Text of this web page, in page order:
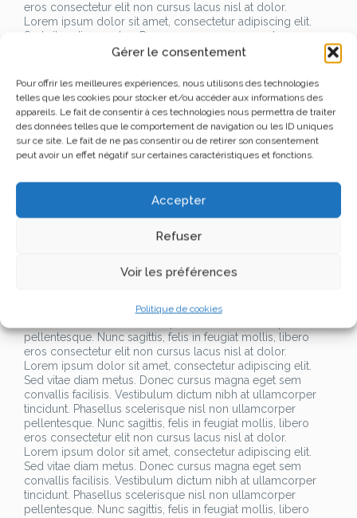
Gérer le consentement
Pour offrir les meilleures expériences, nous utilisons des technologies
telles que les cookies pour stocker et/ou accéder aux informations des
appareils. Le fait de consentir à ces technologies nous permettra de traiter
des données telles que le comportement de navigation ou les ID uniques
sur ce site. Le fait de ne pas consentir ou de retirer son consentement
peut avoir un effet négatif sur certaines caractéristiques et fonctions.
Accepter
Refuser
Voir les préférences
Politique de cookies
eros consectetur elit non cursus lacus nisl at dolor.
Lorem ipsum dolor sit amet, consectetur adipiscing elit.
Sed vitae diam metus. Donec cursus magna eget sem
convallis facilisis. Vestibulum dictum nibh at ullamcorper
pellentesque. Nunc sagittis, felis in feugiat mollis, libero
eros consectetur elit non cursus lacus nisl at dolor.
Lorem ipsum dolor sit amet, consectetur adipiscing elit.
Sed vitae diam metus. Donec cursus magna eget sem
convallis facilisis. Vestibulum dictum nibh at ullamcorper
tincidunt. Phasellus scelerisque nisl non ullamcorper
eros consectetur elit non cursus lacus nisl at dolor.
Lorem ipsum dolor sit amet, consectetur adipiscing elit.
Sed vitae diam metus. Donec cursus magna eget sem
convallis facilisis. Vestibulum dictum nibh at ullamcorper
tincidunt. Phasellus scelerisque nisl non ullamcorper
eros consectetur elit non cursus lacus nisl at dolor.
Lorem ipsum dolor sit amet, consectetur adipiscing elit.
convallis facilisis. Vestibulum dictum nibh at ullamcorper
pellentesque. Nunc sagittis, felis in feugiat mollis, libero
eros consectetur elit non cursus lacus nisl at dolor.
Lorem ipsum dolor sit amet, consectetur adipiscing elit.
Sed vitae diam metus. Donec cursus magna eget sem
convallis facilisis. Vestibulum dictum nibh at ullamcorper
tincidunt. Phasellus scelerisque nisl non ullamcorper
pellentesque. Nunc sagittis, felis in feugiat mollis, libero
eros consectetur elit non cursus lacus nisl at dolor.
Lorem ipsum dolor sit amet, consectetur adipiscing elit.
Sed vitae diam metus. Donec cursus magna eget sem
convallis facilisis. Vestibulum dictum nibh at ullamcorper
tincidunt. Phasellus scelerisque nisl non ullamcorper
pellentesque. Nunc sagittis, felis in feugiat mollis, libero